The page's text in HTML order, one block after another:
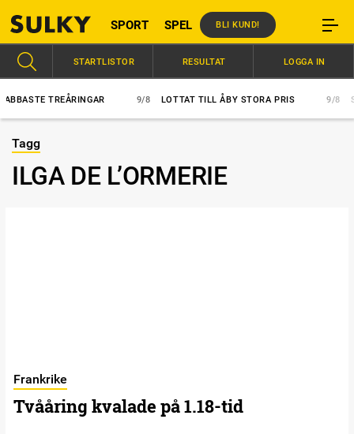
SPORT SPEL BLI KUND!
TREÅRINGAR LOTTAT TILL ÅBY STORA PRIS SÅ
STARTLISTOR RESULTAT LOGGA IN
Tagg
ILGA DE L’ORMERIE
Frankrike
Tvååring kvalade på 1.18-tid